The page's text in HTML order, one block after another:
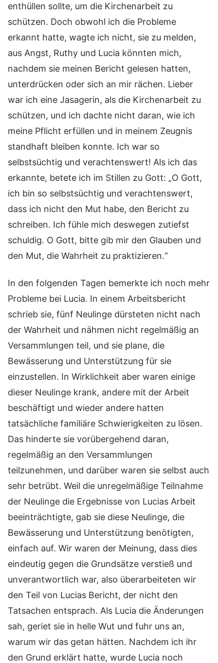
enthüllen sollte, um die Kirchenarbeit zu
schützen. Doch obwohl ich die Probleme
erkannt hatte, wagte ich nicht, sie zu melden,
aus Angst, Ruthy und Lucia könnten mich,
nachdem sie meinen Bericht gelesen hatten,
unterdrücken oder sich an mir rächen. Lieber
war ich eine Jasagerin, als die Kirchenarbeit zu
schützen, und ich dachte nicht daran, wie ich
meine Pflicht erfüllen und in meinem Zeugnis
standhaft bleiben konnte. Ich war so
selbstsüchtig und verachtenswert! Als ich das
erkannte, betete ich im Stillen zu Gott: „O Gott,
ich bin so selbstsüchtig und verachtenswert,
dass ich nicht den Mut habe, den Bericht zu
schreiben. Ich fühle mich deswegen zutiefst
schuldig. O Gott, bitte gib mir den Glauben und
den Mut, die Wahrheit zu praktizieren.“
In den folgenden Tagen bemerkte ich noch mehr
Probleme bei Lucia. In einem Arbeitsbericht
schrieb sie, fünf Neulinge dürsteten nicht nach
der Wahrheit und nähmen nicht regelmäßig an
Versammlungen teil, und sie plane, die
Bewässerung und Unterstützung für sie
einzustellen. In Wirklichkeit aber waren einige
dieser Neulinge krank, andere mit der Arbeit
beschäftigt und wieder andere hatten
tatsächliche familiäre Schwierigkeiten zu lösen.
Das hinderte sie vorübergehend daran,
regelmäßig an den Versammlungen
teilzunehmen, und darüber waren sie selbst auch
sehr betrübt. Weil die unregelmäßige Teilnahme
der Neulinge die Ergebnisse von Lucias Arbeit
beeinträchtigte, gab sie diese Neulinge, die
Bewässerung und Unterstützung benötigten,
einfach auf. Wir waren der Meinung, dass dies
eindeutig gegen die Grundsätze verstieß und
unverantwortlich war, also überarbeiteten wir
den Teil von Lucias Bericht, der nicht den
Tatsachen entsprach. Als Lucia die Änderungen
sah, geriet sie in helle Wut und fuhr uns an,
warum wir das getan hätten. Nachdem ich ihr
den Grund erklärt hatte, wurde Lucia noch